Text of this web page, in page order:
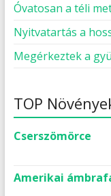
Óvatosan a téli
Nyitvatartás a
Megérkeztek a
TOP
Cserszömörce
Amerikai